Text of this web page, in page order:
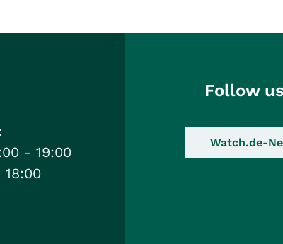
- 19:00
18:00
Follow us
Watch.de-